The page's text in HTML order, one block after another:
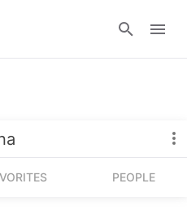
PEOPLE